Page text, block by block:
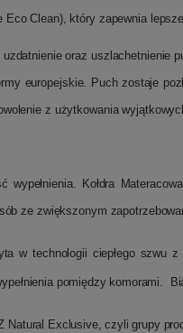
Clean), który zapewnia
oraz uszlachetnienie
europejskie. Puch zostaje
z użytkowania
wypełnienia. Kołdra
ze zwiększonym
w technologii ciepłego
pomiędzy komorami.
Natural Exclusive, czyli grupy